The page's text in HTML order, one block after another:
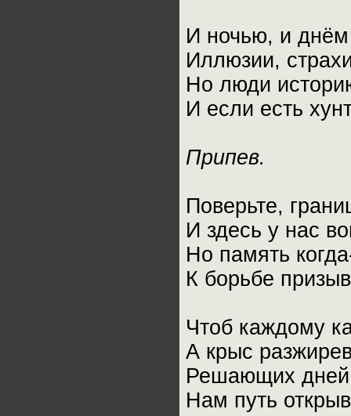
И ночью, и днём
Иллюзии,
Но люди
И если есть
Припев.
Поверьте,
И здесь у нас
Но память
К борьбе
Чтоб каждому
А крыс
Решающих дней
Нам путь